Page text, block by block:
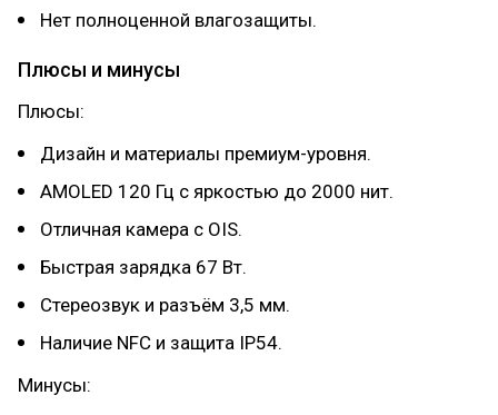
Нет полноценной влагозащиты.
Плюсы и минусы
Плюсы:
Дизайн и материалы премиум-уровня.
AMOLED 120 Гц с яркостью до 2000 нит.
Отличная камера с OIS.
Быстрая зарядка 67 Вт.
Стереозвук и разъём 3,5 мм.
Наличие NFC и защита IP54.
Минусы: